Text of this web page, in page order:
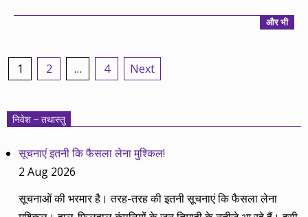
और भी
Posts
1 2 … 4 Next
निवेश – तथास्तु
सूचनाएं इतनी कि फैसला लेना मुश्किल!
2 Aug 2026
सूचनाओं की भरमार है। तरह-तरह की इतनी सूचनाएं कि फैसला लेना